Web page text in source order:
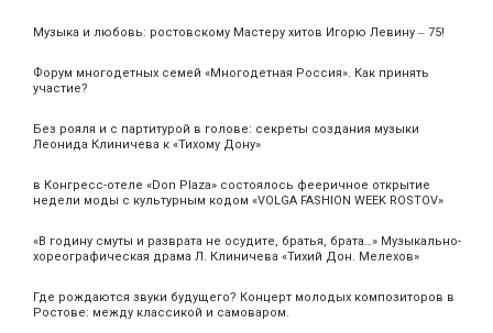
Музыка и любовь: ростовскому Мастеру хитов Игорю Левину ‒ 75!
Форум многодетных семей «Многодетная Россия». Как принять
участие?
Без рояля и с партитурой в голове: секреты создания музыки
Леонида Клиничева к «Тихому Дону»
в Конгресс-отеле «Don Plaza» состоялось фееричное открытие
недели моды с культурным кодом «VOLGA FASHION WEEK ROSTOV»
«В годину смуты и разврата не осудите, братья, брата…» Музыкально-
хореографическая драма Л. Клиничева «Тихий Дон. Мелехов»
Где рождаются звуки будущего? Концерт молодых композиторов в
Ростове: между классикой и самоваром.